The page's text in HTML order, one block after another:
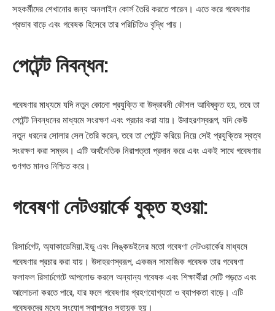
সহকর্মীদের শেখানোর জন্য অনলাইন কোর্স তৈরি করতে পারেন। এতে করে গবেষণার
প্রভাব বাড়ে এবং গবেষক হিসেবে তার পরিচিতিও বৃদ্ধি পায়।
পেটেন্ট নিবন্ধন:
গবেষণার মাধ্যমে যদি নতুন কোনো প্রযুক্তি বা উদ্ভাবনী কৌশল আবিষ্কৃত হয়, তবে তা
পেটেন্ট নিবন্ধনের মাধ্যমে সংরক্ষণ এবং প্রচার করা যায়। উদাহরণস্বরূপ, যদি কেউ
নতুন ধরনের সোলার সেল তৈরি করেন, তবে তা পেটেন্ট করিয়ে নিয়ে সেই প্রযুক্তির স্বত্ব
সংরক্ষণ করা সম্ভব। এটি অর্থনৈতিক নিরাপত্তা প্রদান করে এবং একই সাথে গবেষণার
গুণগত মানও নিশ্চিত করে।
গবেষণা নেটওয়ার্কে যুক্ত হওয়া:
রিসার্চগেট, অ্যাকাডেমিয়া.ইডু এবং লিঙ্কডইনের মতো গবেষণা নেটওয়ার্কের মাধ্যমে
গবেষণার প্রচার করা যায়। উদাহরণস্বরূপ, একজন সামাজিক গবেষক তার গবেষণা
ফলাফল রিসার্চগেটে আপলোড করলে অন্যান্য গবেষক এবং শিক্ষার্থীরা সেটি পড়তে এবং
আলোচনা করতে পারে, যার ফলে গবেষণার গ্রহণযোগ্যতা ও ব্যাপকতা বাড়ে। এটি
গবেষকদের মধ্যে সংযোগ স্থাপনেও সহায়ক হয়।